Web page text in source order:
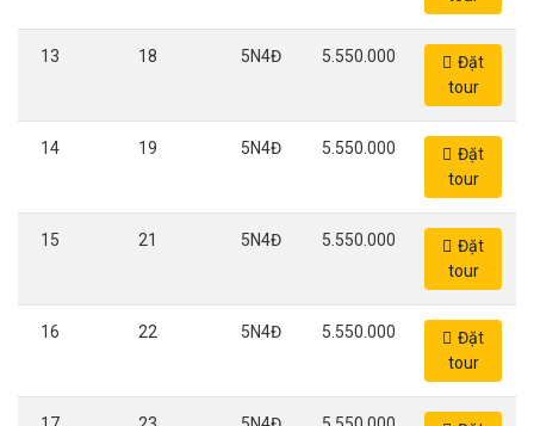
13 18 5N4Đ 5.550.000
Đặt
tour
14 19 5N4Đ 5.550.000
Đặt
tour
15 21 5N4Đ 5.550.000
Đặt
tour
16 22 5N4Đ 5.550.000
Đặt
tour